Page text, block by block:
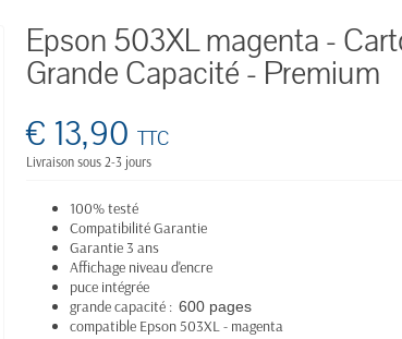
Epson 503XL magenta -
Grande Capacité - Premium
€ 13,90TTC
Livraison sous 2-3 jours
100% testé
Compatibilité Garantie
Garantie 3 ans
Affichage niveau d'encre
puce intégrée
grande capacité : 600 pages
compatible Epson 503XL - magenta